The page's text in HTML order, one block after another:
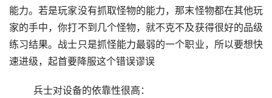
能力。若是玩家没有抓取怪物的能力，那末怪物都在其他玩
家的手中，你打不到几个怪物，就不克不及获得很好的品级
练习结果。战士只是抓怪能力最弱的一个职业，所以要想快
速进级，起首要降服这个错误谬误
	兵士对设备的依靠性很高：